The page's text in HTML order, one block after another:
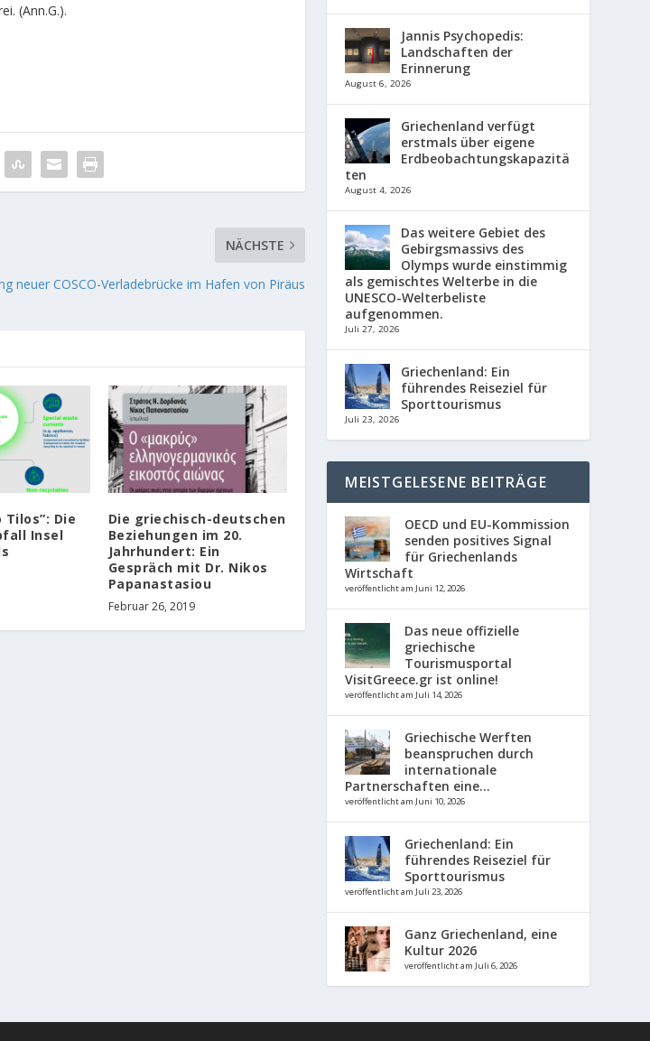
(Ann.G.).
NÄCHSTE
neuer COSCO-Verladebrücke im Hafen von Piräus
Tilos”: Die
Insel
Die griechisch-deutschen
Beziehungen im 20.
Jahrhundert: Ein
Gespräch mit Dr. Nikos
Papanastasiou
Februar 26, 2019
Jannis Psychopedis:
Landschaften der
Erinnerung
August 6, 2026
Griechenland verfügt
erstmals über eigene
Erdbeobachtungskapazitä
ten
August 4, 2026
Das weitere Gebiet des
Gebirgsmassivs des
Olymps wurde einstimmig
als gemischtes Welterbe in die
UNESCO-Welterbeliste
aufgenommen.
Juli 27, 2026
Griechenland: Ein
führendes Reiseziel für
Sporttourismus
Juli 23, 2026
MEISTGELESENE BEITRÄGE
OECD und EU-Kommission
senden positives Signal
für Griechenlands
Wirtschaft
veröffentlicht am Juni 12, 2026
Das neue offizielle
griechische
Tourismusportal
VisitGreece.gr ist online!
veröffentlicht am Juli 14, 2026
Griechische Werften
beanspruchen durch
internationale
Partnerschaften eine...
veröffentlicht am Juni 10, 2026
Griechenland: Ein
führendes Reiseziel für
Sporttourismus
veröffentlicht am Juli 23, 2026
Ganz Griechenland, eine
Kultur 2026
veröffentlicht am Juli 6, 2026